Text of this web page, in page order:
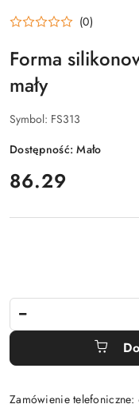
(0)
Forma
mały
Symbol: FS313
Dostępność:Mało
cena:
86.29
Zamówienie